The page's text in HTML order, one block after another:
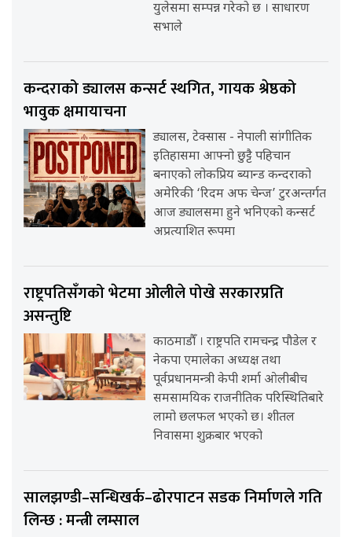
युलेसमा सम्पन्न गरेको छ । साधारण
सभाले
कन्दराको ड्यालस कन्सर्ट स्थगित, गायक श्रेष्ठको
भावुक क्षमायाचना
ड्यालस, टेक्सास - नेपाली सांगीतिक
इतिहासमा आफ्नो छुट्टै पहिचान
बनाएको लोकप्रिय ब्यान्ड कन्दराको
अमेरिकी ‘रिदम अफ चेन्ज’ टुरअन्तर्गत
आज ड्यालसमा हुने भनिएको कन्सर्ट
अप्रत्याशित रूपमा
राष्ट्रपतिसँगको भेटमा ओलीले पोखे सरकारप्रति
असन्तुष्टि
काठमाडौँ । राष्ट्रपति रामचन्द्र पौडेल र
नेकपा एमालेका अध्यक्ष तथा
पूर्वप्रधानमन्त्री केपी शर्मा ओलीबीच
समसामयिक राजनीतिक परिस्थितिबारे
लामो छलफल भएको छ। शीतल
निवासमा शुक्रबार भएको
सालझण्डी–सन्धिखर्क–ढोरपाटन सडक निर्माणले गति
लिन्छ : मन्त्री लम्साल